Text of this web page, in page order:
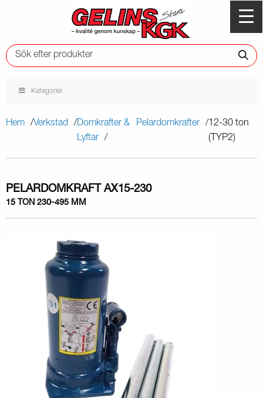
Kategorier
Hem Verkstad
Domkrafter &
Lyftar
Pelardomkrafter
12-30 ton
(TYP2)
PELARDOMKRAFT AX15-230
15 TON 230-495 MM